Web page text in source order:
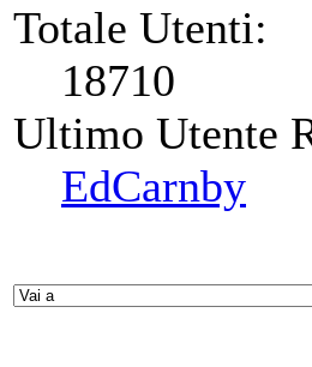
Totale Utenti:
18710
Ultimo Utente
EdCarnby